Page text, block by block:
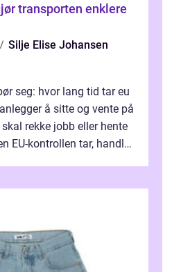
transporten enklere
Silje Elise Johansen
seg: hvor lang tid tar eu
å sitte og vente på
rekke jobb eller hente
EU-kontrollen tar, handler